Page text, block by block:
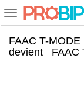
Voir
ou
cacher
la
FAAC T-
devient FAAC
On vous présente nos